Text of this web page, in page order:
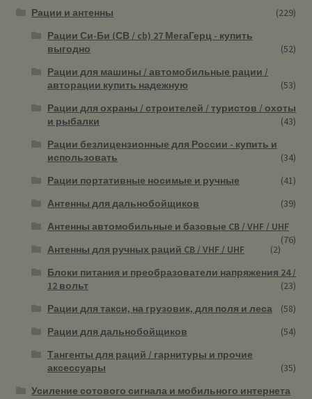
Рации и антенны
(229)
Рации Си-Би (СВ / cb) 27 МегаГерц - купить
выгодно
(52)
Рации для машины / автомобильные рации /
авторации купить надежную
(53)
Рации для охраны / строителей / туристов / охоты
и рыбалки
(43)
Рации безлицензионные для России - купить и
использовать
(34)
Рации портативные носимые и ручные
(41)
Антенны для дальнобойщиков
(39)
Антенны автомобильные и базовые CB / VHF / UHF
(76)
Антенны для ручных раций CB / VHF / UHF
(2)
Блоки питания и преобразователи напряжения 24 /
12 вольт
(23)
Рации для такси, на грузовик, для поля и леса
(58)
Рации для дальнобойщиков
(54)
Тангенты для раций / гарнитуры и прочие
аксессуары
(35)
Усиление сотового сигнала и мобильного интернета